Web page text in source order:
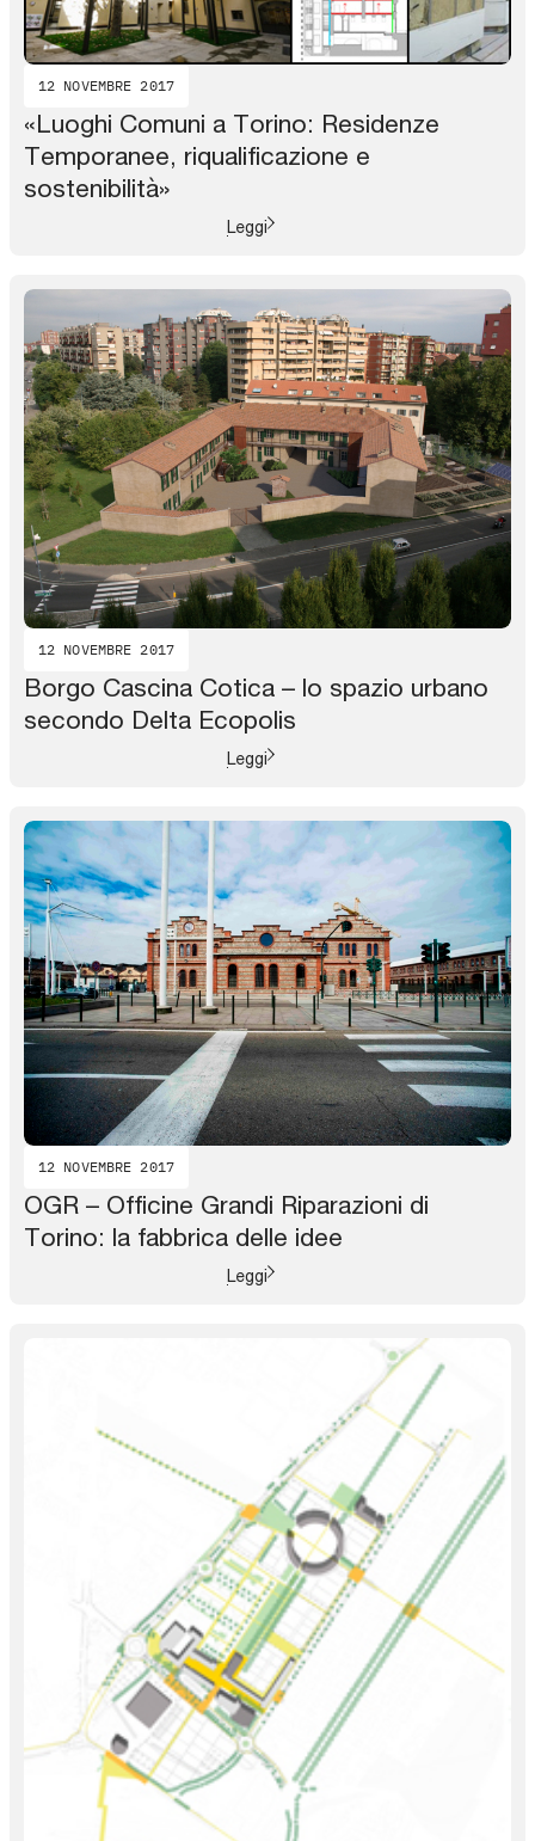
12 NOVEMBRE 2017
«Luoghi Comuni a Torino: Residenze
Temporanee, riqualificazione e
sostenibilità»
Leggi
12 NOVEMBRE 2017
Borgo Cascina Cotica – lo spazio urbano
secondo Delta Ecopolis
Leggi
12 NOVEMBRE 2017
OGR – Officine Grandi Riparazioni di
Torino: la fabbrica delle idee
Leggi